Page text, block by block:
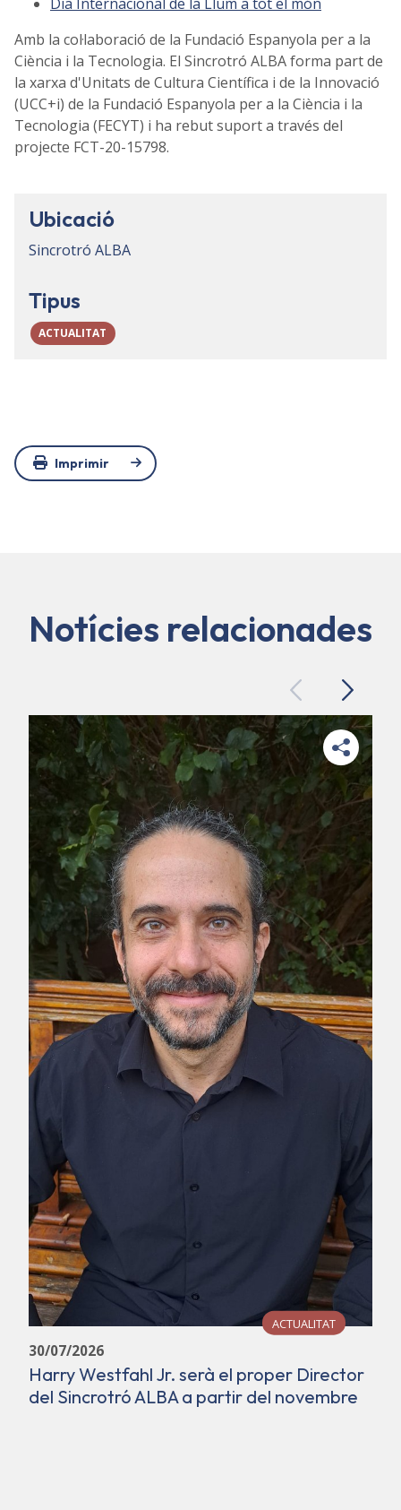
Amb la col·laboració de la Fundació Espanyola per a la
Ciència i la Tecnologia. El Sincrotró ALBA forma part de
la xarxa d'Unitats de Cultura Científica i de la Innovació
(UCC+i) de la Fundació Espanyola per a la Ciència i la
Tecnologia (FECYT) i ha rebut suport a través del
projecte FCT-20-15798.
Ubicació
Sincrotró ALBA
Tipus
ACTUALITAT
Imprimir
Notícies relacionades
PreviousNext
ACTUALITAT
30/07/2026
Harry Westfahl Jr. serà el proper Director
del Sincrotró ALBA a partir del novembre